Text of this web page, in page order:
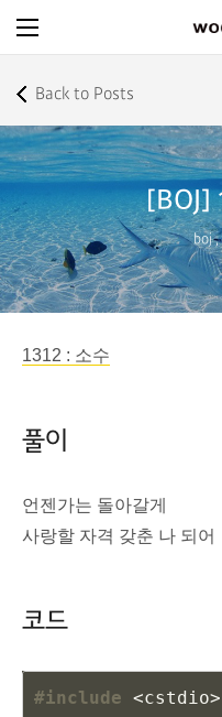
Back to Posts
[BOJ]
boj,
1312 : 소수
풀이
언젠가는 돌아갈게
사랑할 자격 갖춘 나 되어
코드
#include <cstdio>